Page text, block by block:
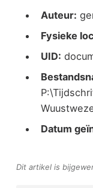
Auteur:
Fysieke
UID:
Datum
Dit artikel is